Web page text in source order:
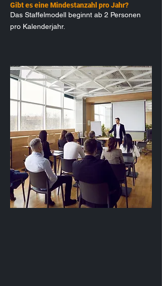
Gibt es eine Mindestanzahl pro Jahr?
Das Staffelmodell beginnt ab 2 Personen
pro Kalenderjahr.